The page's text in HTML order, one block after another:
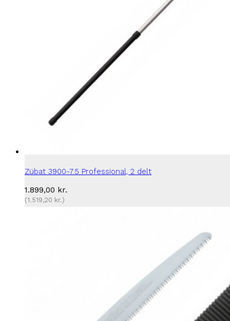
Zübat 3900-7.5 Professional, 2 delt
1.899,00 kr.
(1.519,20 kr.)